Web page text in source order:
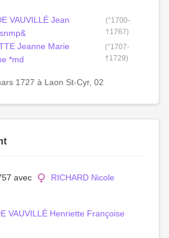
VAUVILLÉ Jean
(°1700-
†1767)
Jeanne Marie
*md
(°1707-
†1729)
1727 à Laon St-Cyr, 02
avec
RICHARD Nicole
VAUVILLÉ Henriette Françoise